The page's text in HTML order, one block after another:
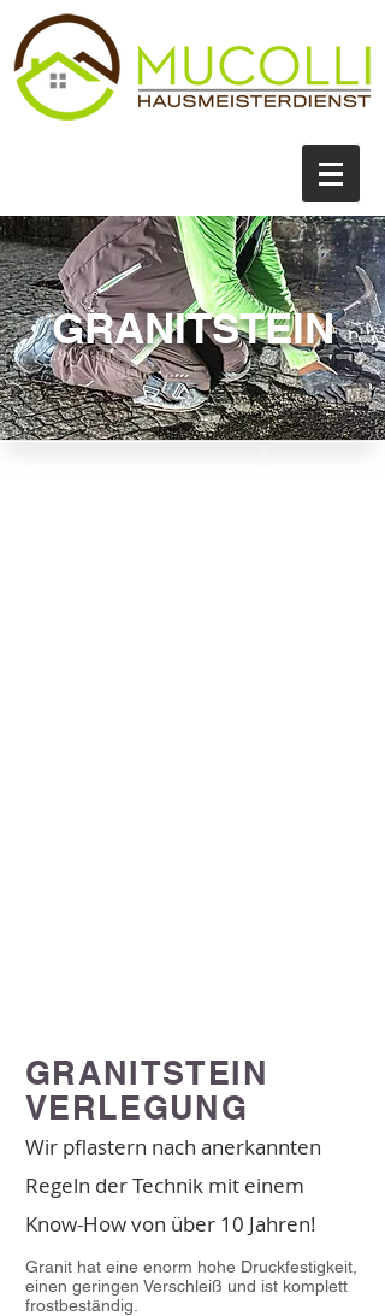
GRANITSTEIN
GRANITSTEIN
VERLEGUNG
Wir pflastern nach anerkannten
Regeln der Technik mit einem
Know-How von über 10 Jahren!
Granit hat eine enorm hohe Druckfestigkeit,
einen geringen Verschleiß und ist komplett
frostbeständig.